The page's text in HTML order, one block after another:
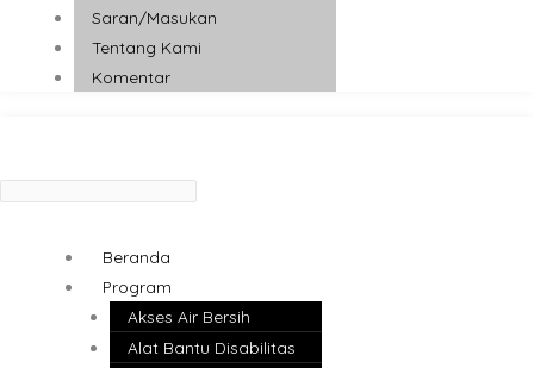
Saran/Masukan
Tentang Kami
Komentar
Beranda
Program
Akses Air Bersih
Alat Bantu Disabilitas